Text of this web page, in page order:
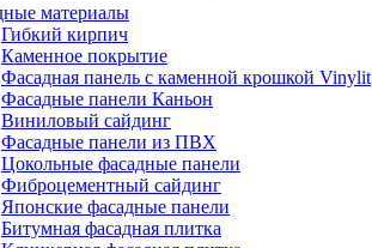
материалы
Гибкий кирпич
Каменное покрытие
Фасадная панель с каменной крошкой Vinylit
Фасадные панели Каньон
Виниловый сайдинг
Фасадные панели из ПВХ
Цокольные фасадные панели
Фиброцементный сайдинг
Японские фасадные панели
Битумная фасадная плитка